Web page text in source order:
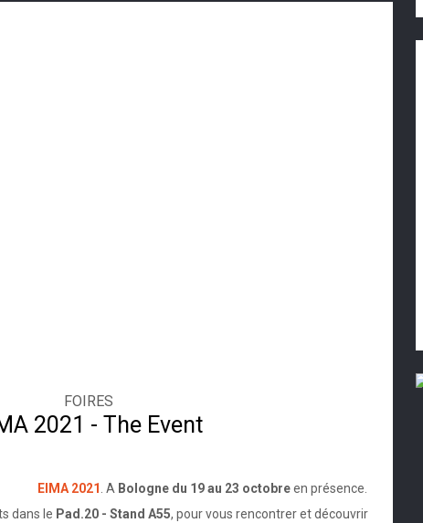
FOIRES
2021 - The Event
EIMA 2021 . A Bologne du 19 au 23 octobreen présence.
dans le Pad.20 - Stand A55, pour vous rencontrer et découvrir